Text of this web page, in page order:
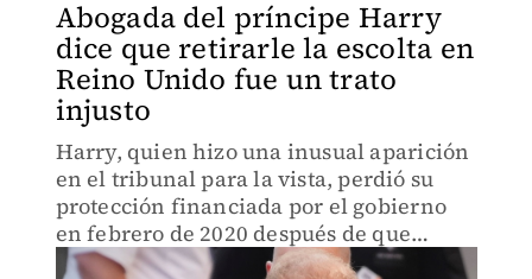
Abogada del príncipe Harry
dice que retirarle la escolta en
Reino Unido fue un trato
injusto
Harry, quien hizo una inusual aparición
en el tribunal para la vista, perdió su
protección financiada por el gobierno
en febrero de 2020 después de que
renunció a su papel como miembro